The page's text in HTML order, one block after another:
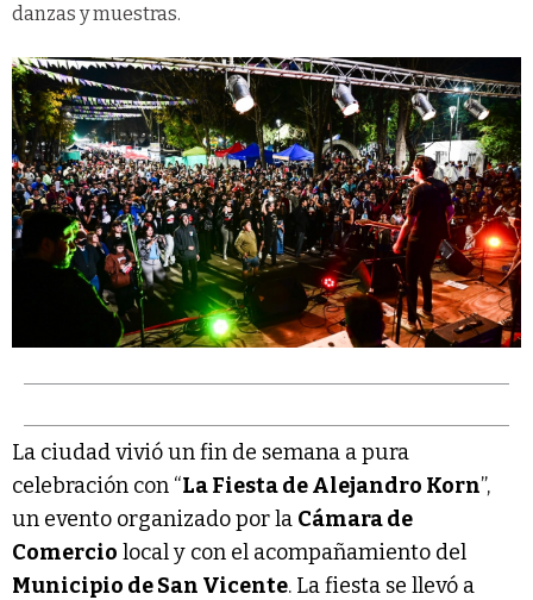
danzas y muestras.
La ciudad vivió un fin de semana a pura
celebración con “La Fiesta de Alejandro Korn”,
un evento organizado por la Cámara de
Comercio local y con el acompañamiento del
Municipio de San Vicente. La fiesta se llevó a